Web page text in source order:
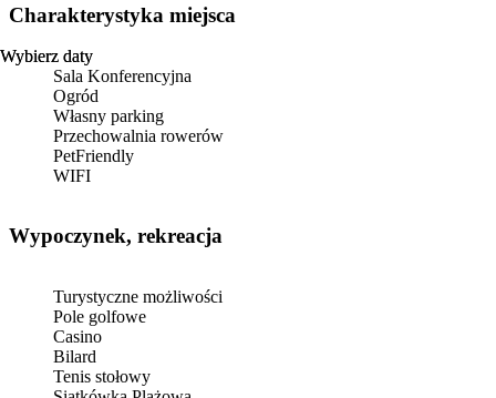
Wybierz daty
Wybierz daty
Charakterystyka miejsca
Sala Konferencyjna
Ogród
Własny parking
Przechowalnia rowerów
PetFriendly
WIFI
Wypoczynek, rekreacja
Turystyczne możliwości
Pole golfowe
Casino
Bilard
Tenis stołowy